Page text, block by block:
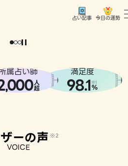
占い記事 今日の運勢
どうせなら
。
属占い師
,000人
超
満足度
98.1※1
%
ーの声 ※2
VOICE